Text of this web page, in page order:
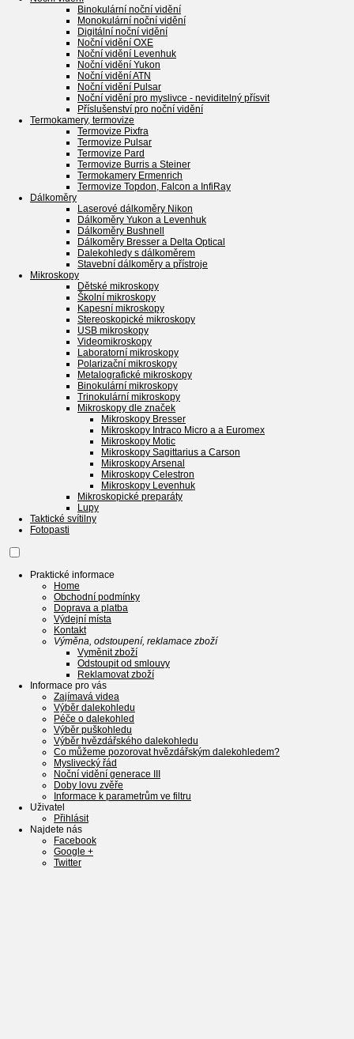
Binokulární noční vidění
Monokulární noční vidění
Digitální noční vidění
Noční vidění OXE
Noční vidění Levenhuk
Noční vidění Yukon
Noční vidění ATN
Noční vidění Pulsar
Noční vidění pro myslivce - neviditelný přísvit
Příslušenství pro noční vidění
Termokamery, termovize
Termovize Pixfra
Termovize Pulsar
Termovize Pard
Termovize Burris a Steiner
Termokamery Ermenrich
Termovize Topdon, Falcon a InfiRay
Dálkoměry
Laserové dálkoměry Nikon
Dálkoměry Yukon a Levenhuk
Dálkoměry Bushnell
Dálkoměry Bresser a Delta Optical
Dalekohledy s dálkoměrem
Stavební dálkoměry a přístroje
Mikroskopy
Dětské mikroskopy
Školní mikroskopy
Kapesní mikroskopy
Stereoskopické mikroskopy
USB mikroskopy
Videomikroskopy
Laboratorní mikroskopy
Polarizační mikroskopy
Metalografické mikroskopy
Binokulární mikroskopy
Trinokulární mikroskopy
Mikroskopy dle značek
Mikroskopy Bresser
Mikroskopy Intraco Micro a a Euromex
Mikroskopy Motic
Mikroskopy Sagittarius a Carson
Mikroskopy Arsenal
Mikroskopy Celestron
Mikroskopy Levenhuk
Mikroskopické preparáty
Lupy
Taktické svítilny
Fotopasti
Praktické informace
Home
Obchodní podmínky
Doprava a platba
Výdejní místa
Kontakt
Výměna, odstoupení, reklamace zboží
Vyměnit zboží
Odstoupit od smlouvy
Reklamovat zboží
Informace pro vás
Zajímavá videa
Výběr dalekohledu
Péče o dalekohled
Výběr puškohledu
Výběr hvězdářského dalekohledu
Co můžeme pozorovat hvězdářským dalekohledem?
Myslivecký řád
Noční vidění generace III
Doby lovu zvěře
Informace k parametrům ve filtru
Uživatel
Přihlásit
Najdete nás
Facebook
Google +
Twitter